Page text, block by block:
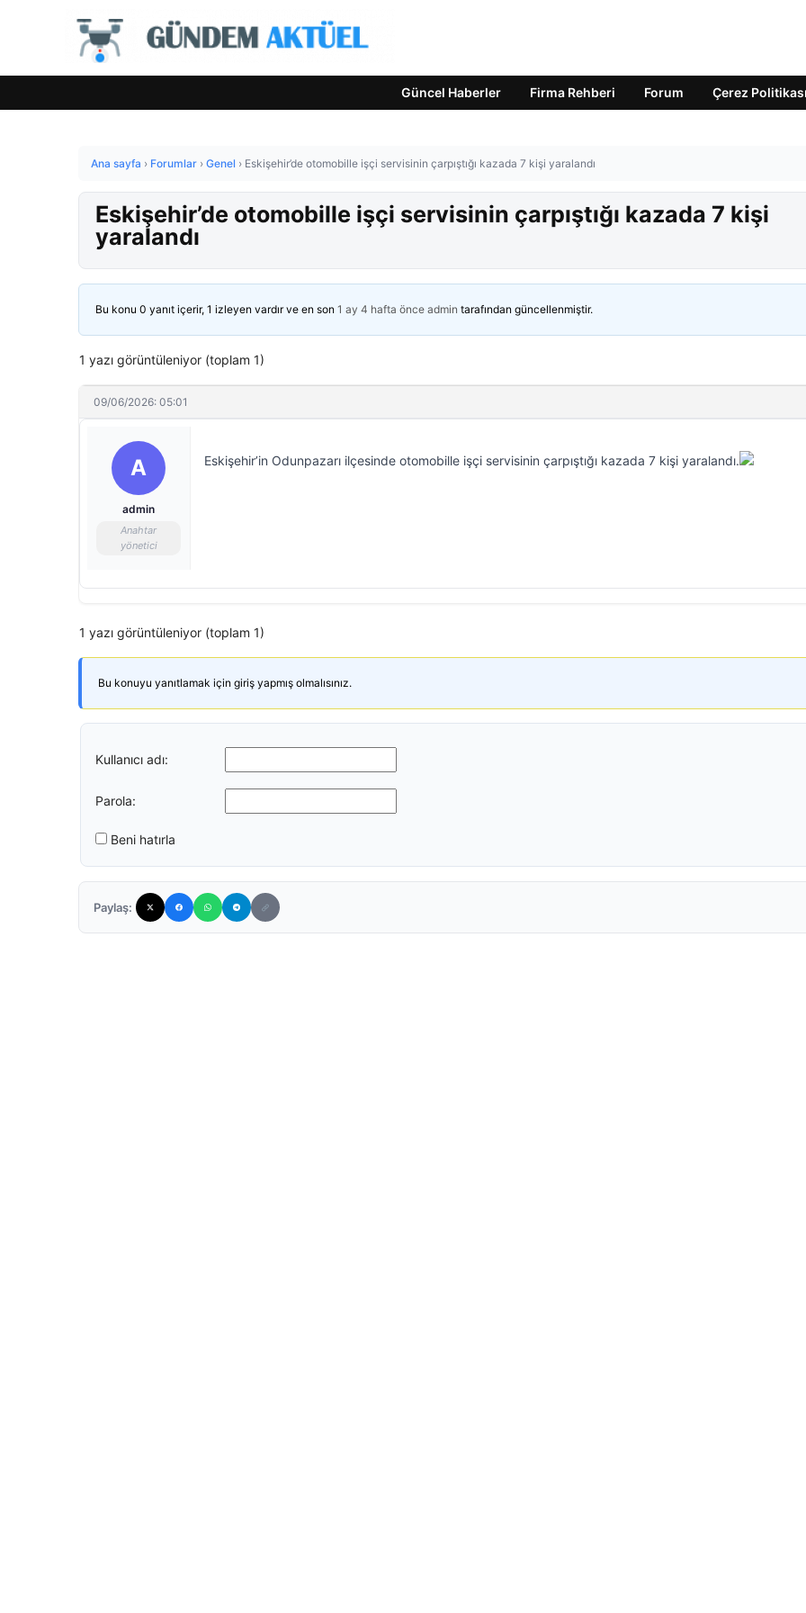
Güncel Haberler Firma Rehberi Forum Çerez Politikası
Ana sayfa › Forumlar › Genel › Eskişehir’de otomobille işçi servisinin çarpıştığı kazada 7 kişi yaralandı
Eskişehir’de otomobille işçi servisinin çarpıştığı kazada 7 kişi
yaralandı
Bu konu 0 yanıt içerir, 1 izleyen vardır ve en son 1 ay 4 hafta önce admin tarafından güncellenmiştir.
1 yazı görüntüleniyor (toplam 1)
09/06/2026: 05:01
A
admin
Anahtar
yönetici
Eskişehir’in Odunpazarı ilçesinde otomobille işçi servisinin çarpıştığı kazada 7 kişi yaralandı.
1 yazı görüntüleniyor (toplam 1)
Bu konuyu yanıtlamak için giriş yapmış olmalısınız.
Kullanıcı adı:
Parola:
Beni hatırla
Paylaş: